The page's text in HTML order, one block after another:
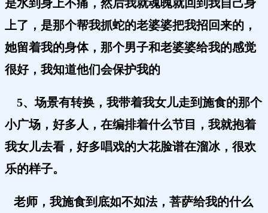
是水到身上不痛，然后我就魂魄就回到我自己身
上了，是那个帮我抓蛇的老婆婆把我招回来的，
她留着我的身体，那个男子和老婆婆给我的感觉
很好，我知道他们会保护我的
5、场景有转换，我带着我女儿走到施食的那个
小广场，好多人，在编排着什么节目，我就抱着
我女儿去看，好多唱戏的大花脸谱在溜冰，很欢
乐的样子。
老师，我施食到底如不如法，菩萨给我的什么